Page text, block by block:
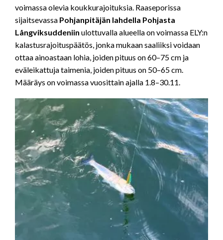
voimassa olevia koukkurajoituksia. Raaseporissa
sijaitsevassa Pohjanpitäjän lahdella Pohjasta
Långviksuddeniin ulottuvalla alueella on voimassa ELY:n
kalastusrajoituspäätös, jonka mukaan saaliiksi voidaan
ottaa ainoastaan lohia, joiden pituus on 60–75 cm ja
eväleikattuja taimenia, joiden pituus on 50–65 cm.
Määräys on voimassa vuosittain ajalla 1.8–30.11.